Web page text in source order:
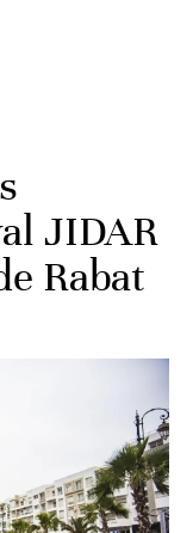
JIDAR
Rabat